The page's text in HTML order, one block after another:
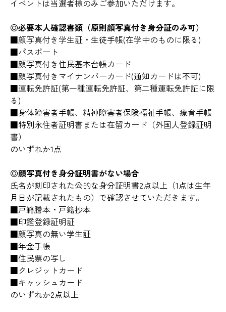
イベントは当選者様のみご参加いただけます。
◎必要本人確認書類（原則顔写真付き身分証のみ可）
■顔写真付き学生証・生徒手帳(在学中のものに限る)
■パスポート
■顔写真付き住民基本台帳カード
■顔写真付きマイナンバーカード(通知カードは不可)
■運転免許証(第一種運転免許証、第二種運転免許証に限
る)
■身体障害者手帳、精神障害者保険福祉手帳、療育手帳
■特別永住者証明書または在留カード（外国人登録証明
書）
のいずれか1点
◎顔写真付き身分証明書がない場合
氏名が刻印された公的な身分証明書2点以上（1点は生年
月日が記載されたもの）で確認させていただきます。
■戸籍謄本・戸籍抄本
■印鑑登録証明証
■顔写真の無い学生証
■年金手帳
■住民票の写し
■クレジットカード
■キャッシュカード
のいずれか2点以上